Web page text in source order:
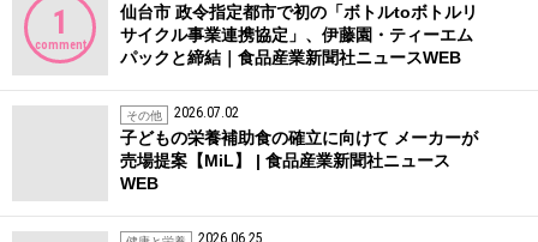
1
comment
仙台市 政令指定都市で初の「ボトルtoボトルリ
サイクル事業連携協定」、伊藤園・ティーエム
パックと締結｜食品産業新聞社ニュースWEB
その他 2026.07.02
子どもの栄養補助食の確立に向けて メーカーが
売場提案【MiL】 | 食品産業新聞社ニュース
WEB
2026.06.25